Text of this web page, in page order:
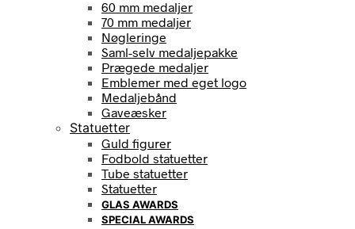
60 mm medaljer
70 mm medaljer
Nøgleringe
Saml-selv medaljepakke
Prægede medaljer
Emblemer med eget logo
Medaljebånd
Gaveæsker
Statuetter
Guld figurer
Fodbold statuetter
Tube statuetter
Statuetter
GLAS AWARDS
SPECIAL AWARDS